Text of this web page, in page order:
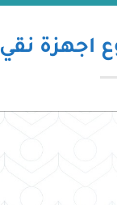
اجهزة نقي